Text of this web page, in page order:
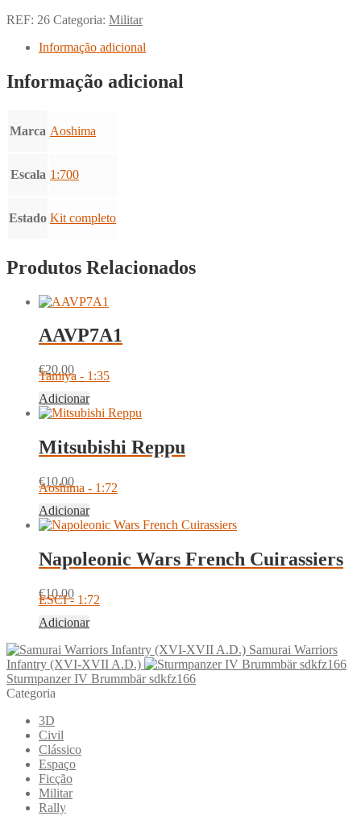
REF: 26 Categoria: Militar
Informação adicional
Informação adicional
Marca Aoshima
Escala 1:700
Estado Kit completo
Produtos Relacionados
AAVP7A1
€20.00
Tamiya - 1:35
Adicionar
Mitsubishi Reppu
€10.00
Aoshima - 1:72
Adicionar
Napoleonic Wars French Cuirassiers
€10.00
ESCI - 1:72
Adicionar
Samurai Warriors
Infantry (XVI-XVII A.D.)
Sturmpanzer IV Brummbär sdkfz166
Categoria
3D
Civil
Clássico
Espaço
Ficção
Militar
Rally